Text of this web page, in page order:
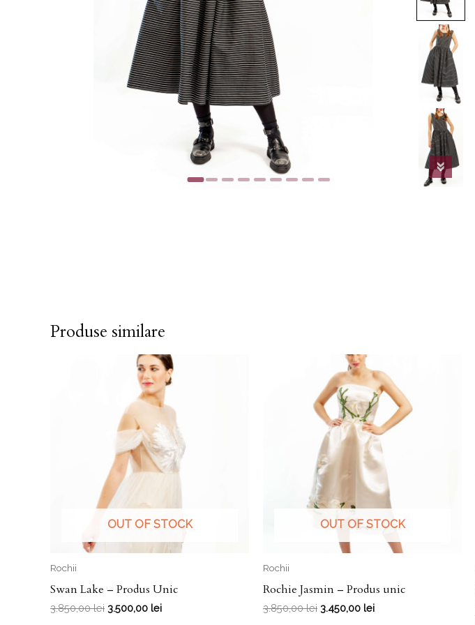
Produse similare
OUT OF STOCK
Rochii
Swan Lake – Produs Unic
3.850,00lei 3.500,00 lei
OUT OF STOCK
Rochii
Rochie Jasmin – Produs unic
3.850,00lei 3.450,00 lei